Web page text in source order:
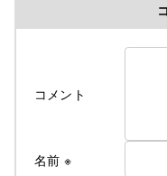
コメント
名前 ※